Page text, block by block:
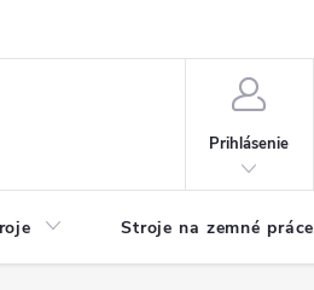
Prihlásenie
Stroje na zemné práce